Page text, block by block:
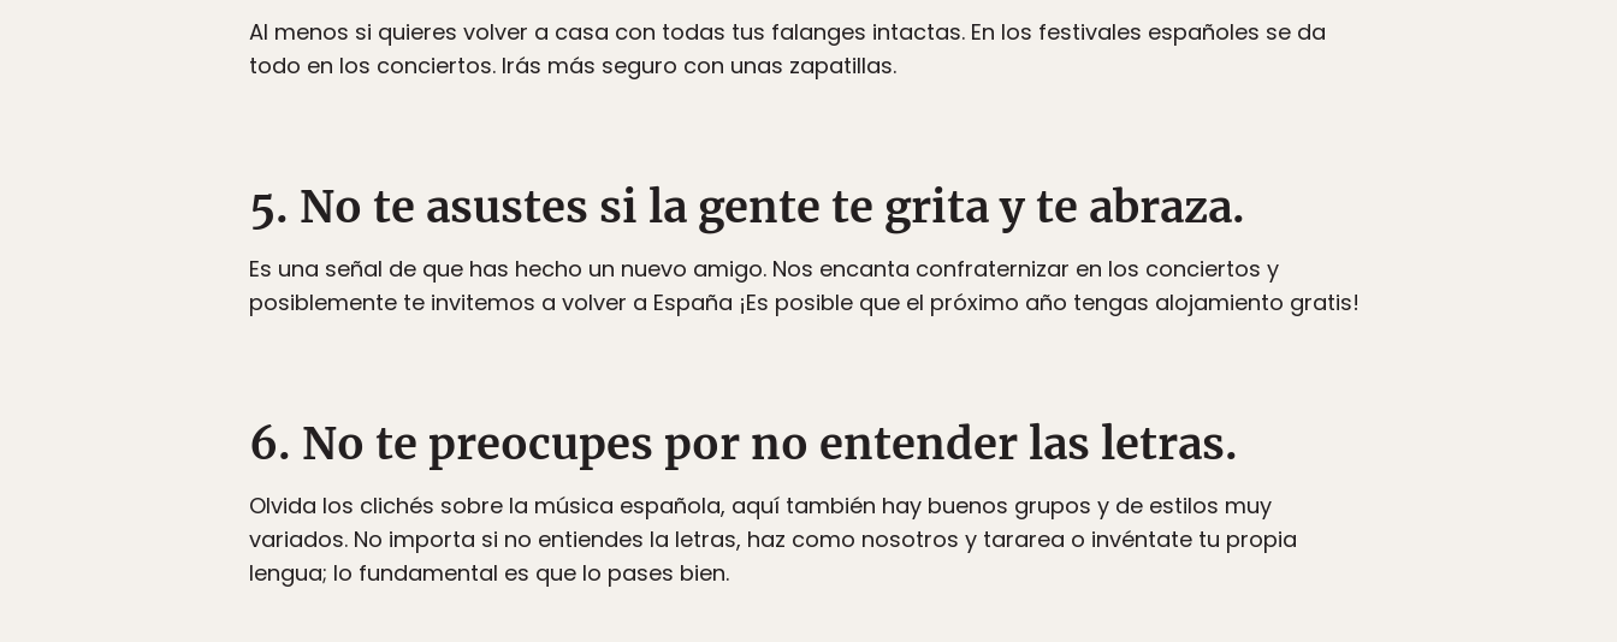
Al menos si quieres volver a casa con todas tus falanges intactas. En los festivales españoles se da
todo en los conciertos. Irás más seguro con unas zapatillas.
5. No te asustes si la gente te grita y te abraza.
Es una señal de que has hecho un nuevo amigo. Nos encanta confraternizar en los conciertos y
posiblemente te invitemos a volver a España ¡Es posible que el próximo año tengas alojamiento gratis!
6. No te preocupes por no entender las letras.
Olvida los clichés sobre la música española, aquí también hay buenos grupos y de estilos muy
variados. No importa si no entiendes la letras, haz como nosotros y tararea o invéntate tu propia
lengua; lo fundamental es que lo pases bien.